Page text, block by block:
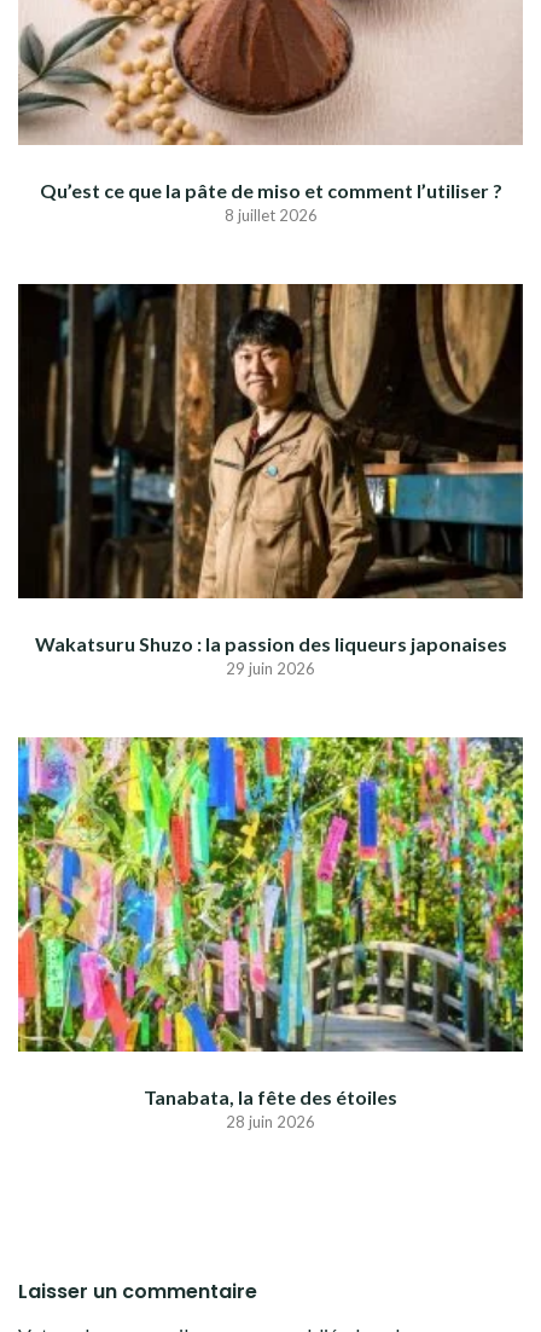
Qu’est ce que la pâte de miso et comment l’utiliser ?
8 juillet 2026
Wakatsuru Shuzo : la passion des liqueurs japonaises
29 juin 2026
Tanabata, la fête des étoiles
28 juin 2026
Laisser un commentaire